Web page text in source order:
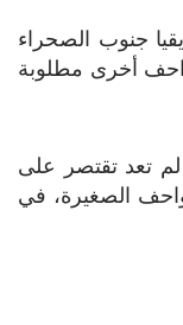
جنوب الصحراء
أخرى مطلوبة
لم تعد تقتصر على
الصغيرة، في